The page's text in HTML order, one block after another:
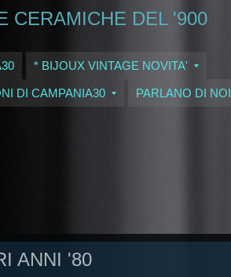
CERAMICHE DEL '900
* BIJOUX VINTAGE NOVITA'
DI CAMPANIA30 PARLANO DI NOI
ANNI '80